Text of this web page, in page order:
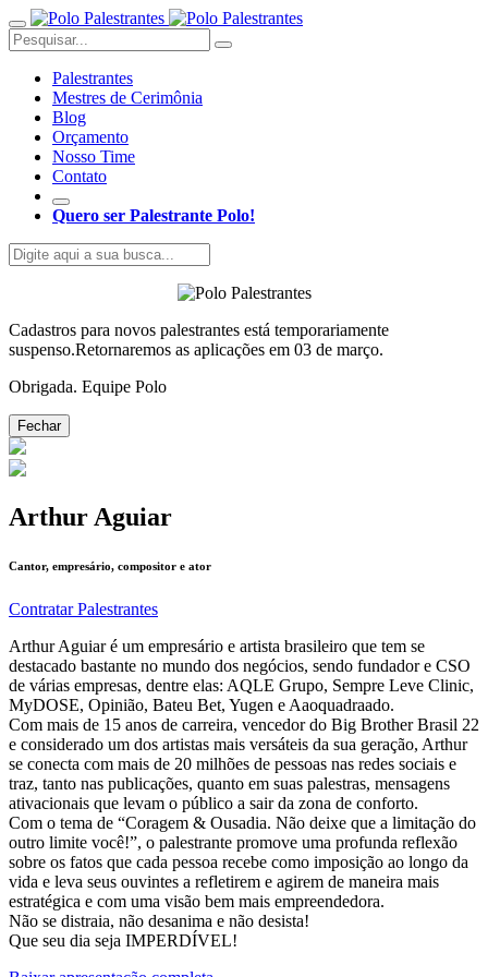
Palestrantes
Mestres de Cerimônia
Blog
Orçamento
Nosso Time
Contato
Quero ser Palestrante Polo!
Cadastros para novos palestrantes está temporariamente
suspenso.Retornaremos as aplicações em 03 de março.
Obrigada. Equipe Polo
Fechar
Arthur Aguiar
Cantor, empresário, compositor e ator
Contratar Palestrantes
Arthur Aguiar é um empresário e artista brasileiro que tem se
destacado bastante no mundo dos negócios, sendo fundador e CSO
de várias empresas, dentre elas: AQLE Grupo, Sempre Leve Clinic,
MyDOSE, Opinião, Bateu Bet, Yugen e Aaoquadraado.
Com mais de 15 anos de carreira, vencedor do Big Brother Brasil 22
e considerado um dos artistas mais versáteis da sua geração, Arthur
se conecta com mais de 20 milhões de pessoas nas redes sociais e
traz, tanto nas publicações, quanto em suas palestras, mensagens
ativacionais que levam o público a sair da zona de conforto.
Com o tema de “Coragem & Ousadia. Não deixe que a limitação do
outro limite você!”, o palestrante promove uma profunda reflexão
sobre os fatos que cada pessoa recebe como imposição ao longo da
vida e leva seus ouvintes a refletirem e agirem de maneira mais
estratégica e com uma visão bem mais empreendedora.
Não se distraia, não desanima e não desista!
Que seu dia seja IMPERDÍVEL!